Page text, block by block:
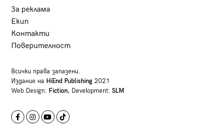
За реклама
Екип
Контакти
Поверителност
Всички права запазени.
Издание на HiEnd Publishing2021
Web Design: Fiction, Development: SLM